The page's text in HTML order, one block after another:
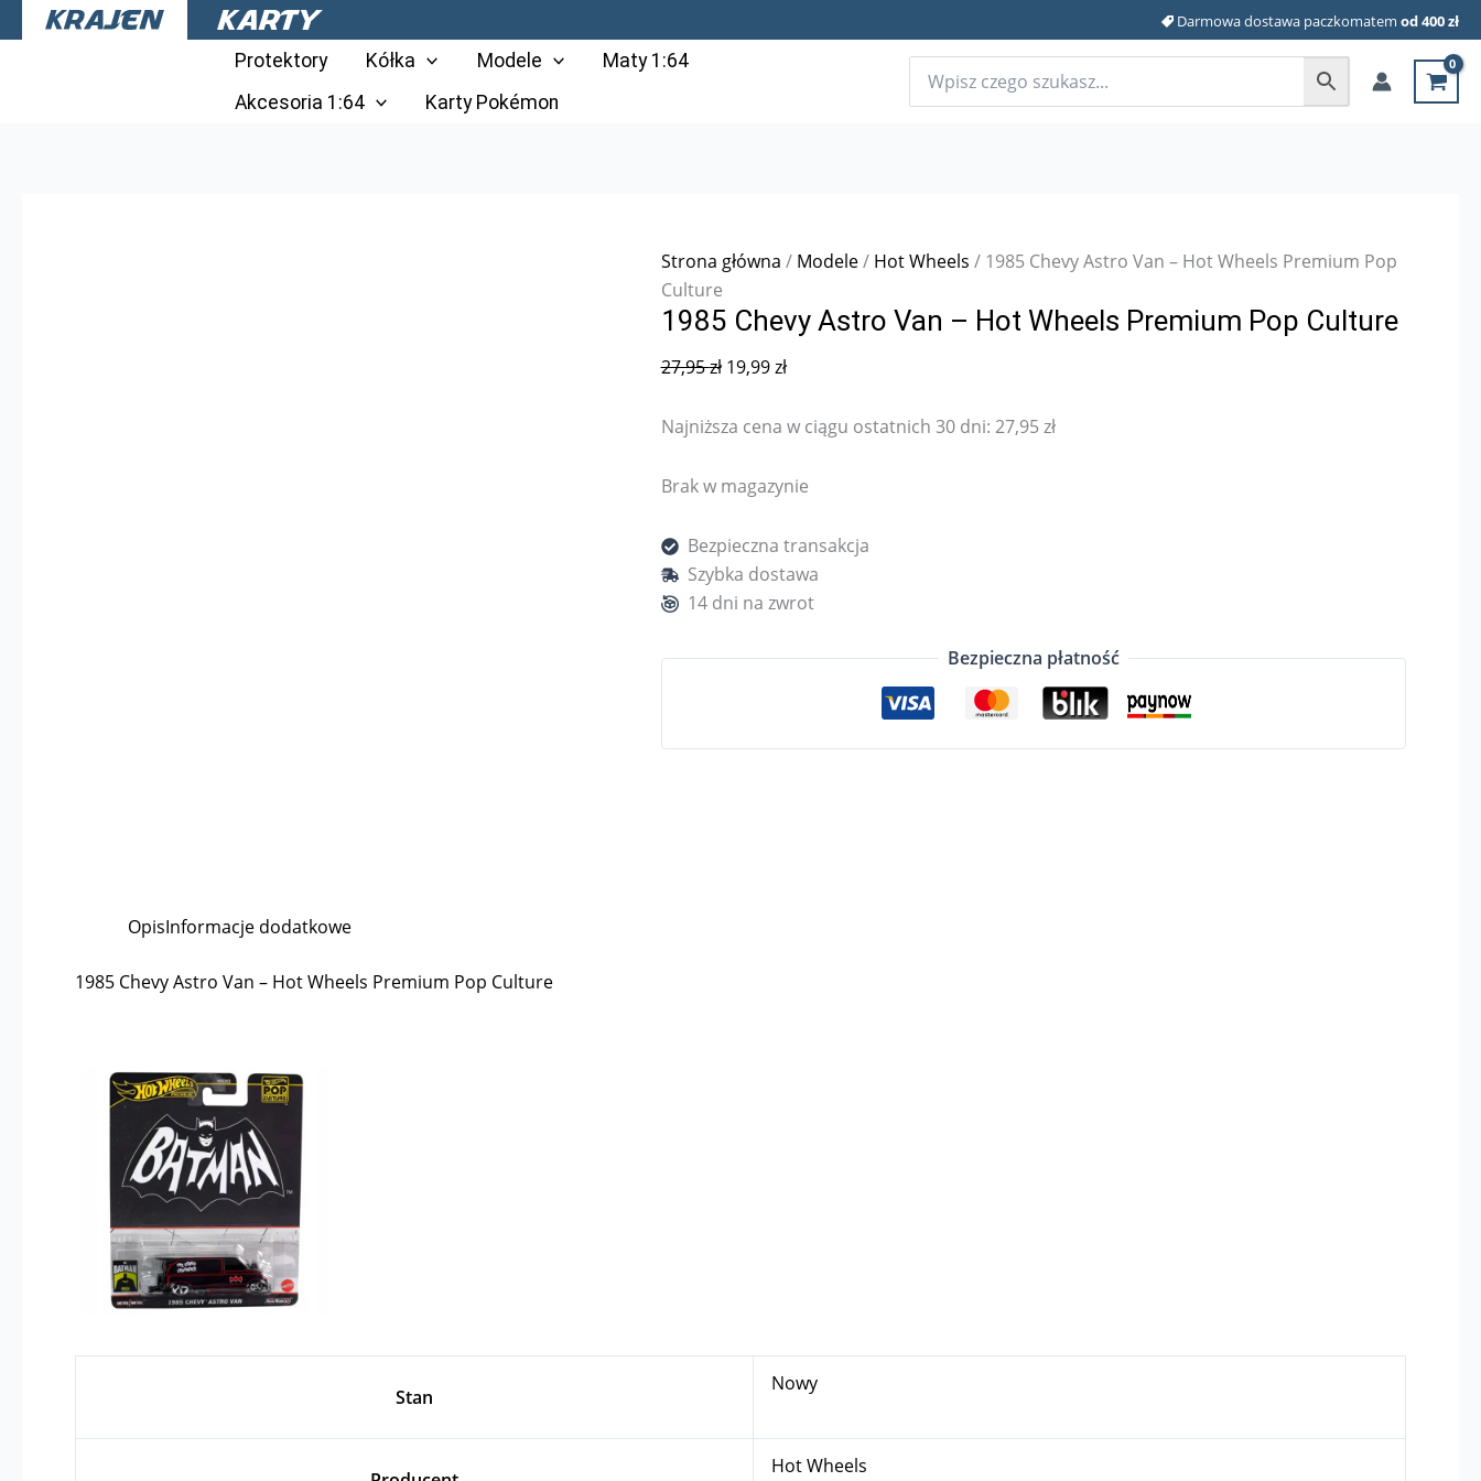
Przejdź
do
Darmowa dostawa paczkomatem od 400 zł
Protektory Kółka Modele
Maty 1:64
Akcesoria 1:64
Karty Pokémon
Strona główna / Modele/ Hot Wheels / 1985 Chevy Astro Van – Hot Wheels Premium Pop
Culture
1985 Chevy Astro Van – Hot Wheels Premium Pop Culture
27,95zł
cena
19,99zł
cena
Najniższa cena w ciągu ostatnich 30 dni: 27,95zł
Brak w magazynie
Bezpieczna transakcja
Szybka dostawa
14 dni na zwrot
Bezpieczna płatność
OpisInformacje dodatkowe
1985 Chevy Astro Van – Hot Wheels Premium Pop Culture
Stan
Nowy
Hot Wheels